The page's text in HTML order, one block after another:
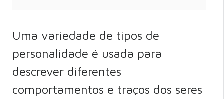
Uma variedade de tipos de
personalidade é usada para
descrever diferentes
comportamentos e traços dos seres